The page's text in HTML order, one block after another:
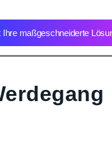
Ihre maßgeschneiderte